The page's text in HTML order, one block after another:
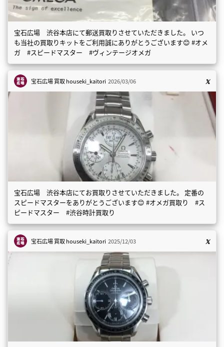
宝石広場 渋谷本店にて郵送買取りさせていただきました。 いつ
も当社の買取りキットをご利用誠にありがとうございます😊 #オメ
ガ #スピードマスター #ヴィンテージオメガ
宝石広場 買取houseki_kaitori 2026/03/06
宝石広場 渋谷本店にてお買取りさせていただきました。 定番の
スピードマスターをありがとうございます😊 #オメガ買取り #ス
ピードマスター #渋谷時計買取り
宝石広場 買取houseki_kaitori 2025/12/03